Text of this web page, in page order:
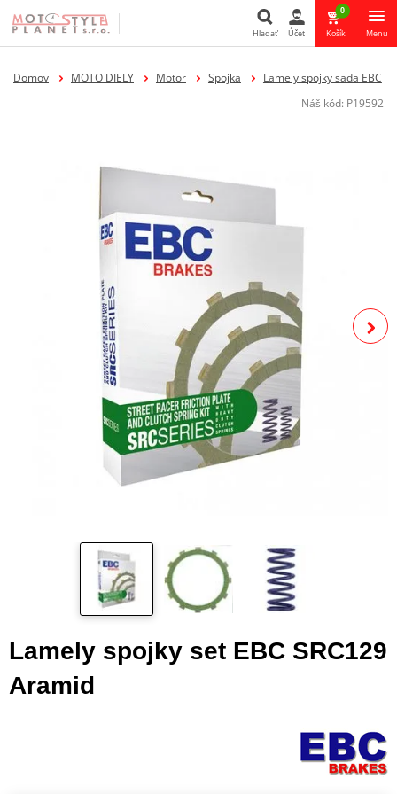
Hľadať
Hľadať Účet
0
Košík Menu
Domov MOTO DIELY Motor Spojka
Lamely spojky sada EBC
Náš kód: P19592
Lamely spojky set EBC SRC129
Aramid